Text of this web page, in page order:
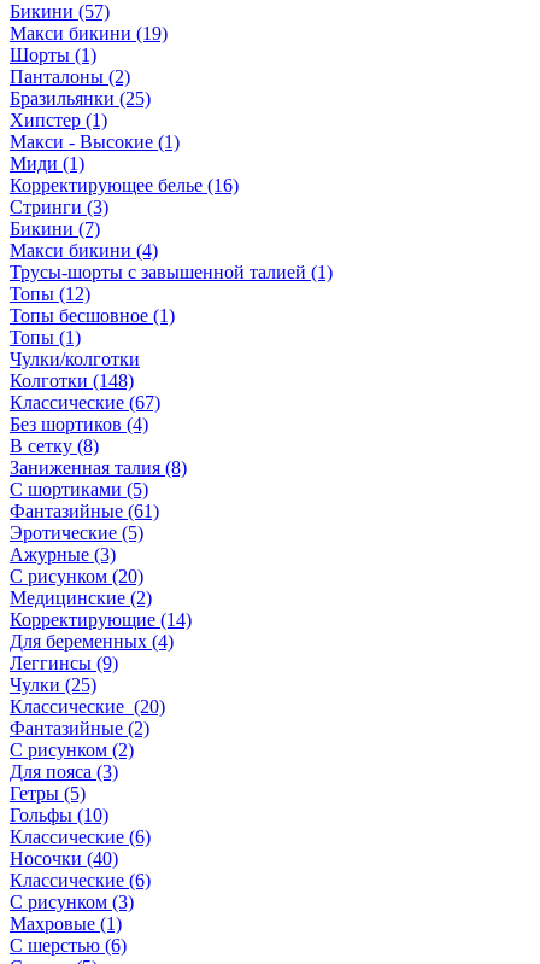
Бикини (57)
Макси бикини (19)
Шорты (1)
Панталоны (2)
Бразильянки (25)
Хипстер (1)
Макси - Высокие (1)
Миди (1)
Корректирующее белье (16)
Стринги (3)
Бикини (7)
Макси бикини (4)
Трусы-шорты с завышенной талией (1)
Топы (12)
Топы бесшовное (1)
Топы (1)
Чулки/колготки
Колготки (148)
Классические (67)
Без шортиков (4)
В сетку (8)
Заниженная талия (8)
C шортиками (5)
Фантазийные (61)
Эротические (5)
Ажурные (3)
С рисунком (20)
Медицинские (2)
Корректирующие (14)
Для беременных (4)
Леггинсы (9)
Чулки (25)
Классические (20)
Фантазийные (2)
С рисунком (2)
Для пояса (3)
Гетры (5)
Гольфы (10)
Классические (6)
Носочки (40)
Классические (6)
С рисунком (3)
Махровые (1)
С шерстью (6)